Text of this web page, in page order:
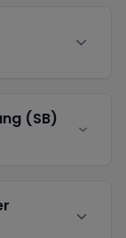
(SB)